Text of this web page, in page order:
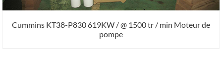
Cummins KT38-P830 619KW / @ 1500 tr / min Moteur de
pompe